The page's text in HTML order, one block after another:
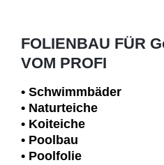
FOLIENBAU FÜR
VOM PROFI
• Schwimm­bäder
• Naturteiche
• Koiteiche
• Poolbau
• Poolfolie